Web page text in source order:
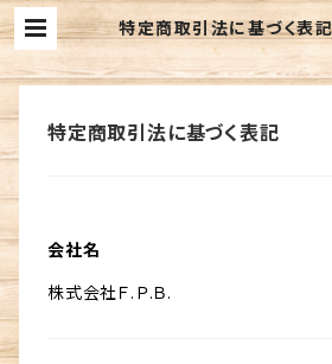
特定商取引法に基づく表
ーズ迦葉山／FPB
WEBSHOP
特定商取引法に基づく表記
会社名
株式会社Ｆ.Ｐ.Ｂ.